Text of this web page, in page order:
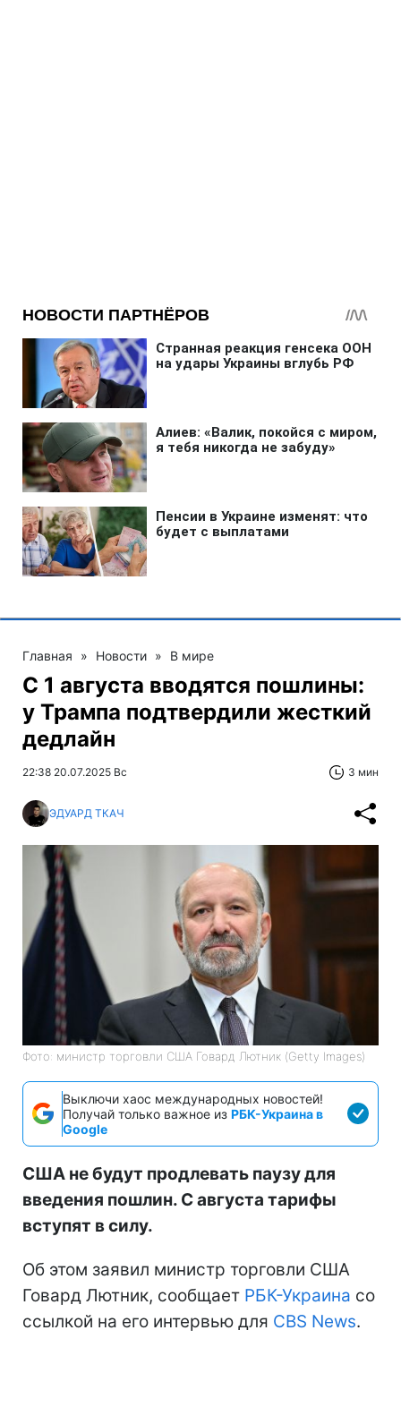
Главная » Новости » В мире
С 1 августа вводятся пошлины:
у Трампа подтвердили жесткий
дедлайн
22:38 20.07.2025 Вс 3 мин
ЭДУАРД ТКАЧ
Фото: министр торговли США Говард Лютник (Getty Images)
Выключи хаос международных новостей!
Получай только важное из РБК-Украина в
Google
США не будут продлевать паузу для
введения пошлин. С августа тарифы
вступят в силу.
Об этом заявил министр торговли США
Говард Лютник, сообщает РБК-Украина со
ссылкой на его интервью для CBS News.